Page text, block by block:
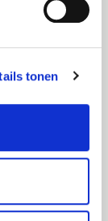
tonen
voor
vermeld
zonder onze
van de
Het